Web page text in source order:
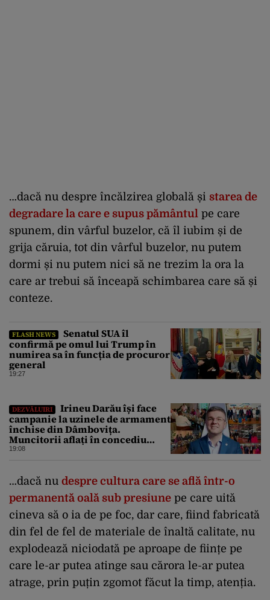
…dacă nu despre încălzirea globală și starea de
degradare la care e supus pământul pe care
spunem, din vârful buzelor, că îl iubim și de
grija căruia, tot din vârful buzelor, nu putem
dormi și nu putem nici să ne trezim la ora la
care ar trebui să înceapă schimbarea care să și
conteze.
FLASH NEWS
Senatul SUA îl
confirmă pe omul lui Trump în
numirea sa în funcția de procuror
general
19:27
DEZVĂLUIRI
Irineu Darău își face
campanie la uzinele de armament
închise din Dâmbovița.
Muncitorii aflați în concediu
forțat din cauza lipsei comenzilor
19:08
…dacă nu despre cultura care se află într-o
permanentă oală sub presiune pe care uită
cineva să o ia de pe foc, dar care, fiind fabricată
din fel de fel de materiale de înaltă calitate, nu
explodează niciodată pe aproape de ființe pe
care le-ar putea atinge sau cărora le-ar putea
atrage, prin puțin zgomot făcut la timp, atenția.